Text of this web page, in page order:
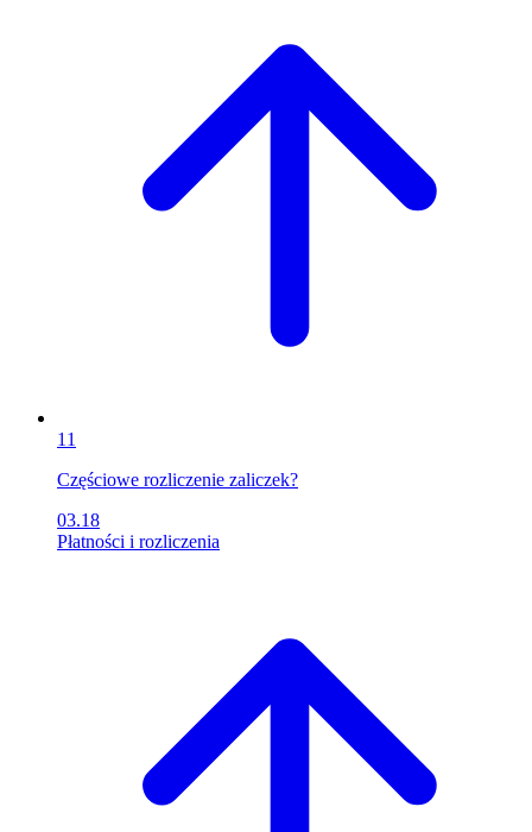
11
Częściowe rozliczenie zaliczek?
03.18
Płatności i rozliczenia